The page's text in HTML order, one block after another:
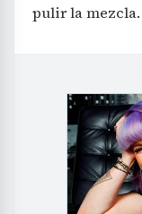
pulir la mezcla.